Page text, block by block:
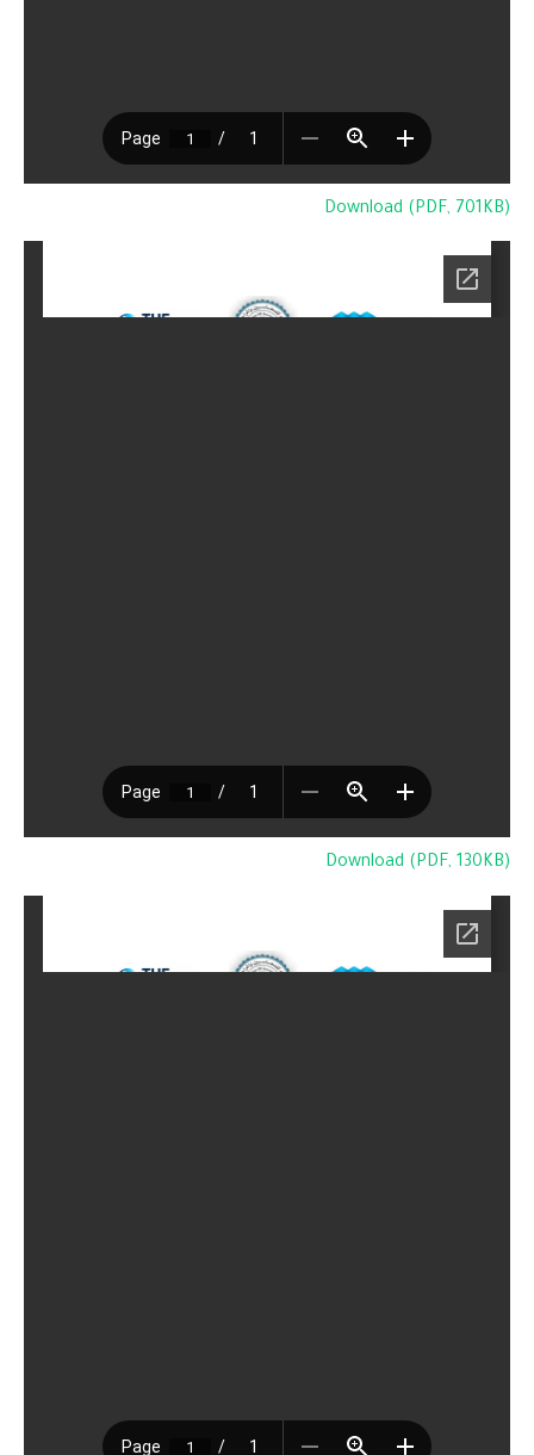
Download (PDF, 701KB)
Download (PDF, 130KB)